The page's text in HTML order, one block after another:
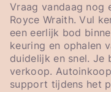
Vraag vandaag nog
Royce Wraith. Vul
een eerlijk bod
keuring en ophalen
duidelijk en snel.
verkoop.
support tijdens het